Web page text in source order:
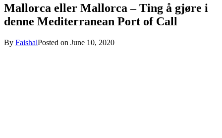
Mallorca eller Mallorca – Ting å gjøre i
denne Mediterranean Port of Call
By FaishalPosted on June 10, 2020